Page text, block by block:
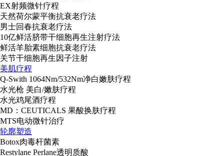
EX射频微针疗程
天然荷尔蒙平衡抗衰老疗法
男士回春抗衰老疗法
10亿鲜活脐带干细胞再生注射疗法
鲜活羊胎素细胞抗衰老疗法
关节干细胞再生因子注射
美肌疗程
Q-Swith 1064Nm/532Nm净白嫩肤疗程
水光枪 美白/嫩肤疗程
水光鸡尾酒疗程
MD：CEUTICALS 果酸换肤疗程
MTS电动微针治疗
轮廓塑造
Botox肉毒杆菌素
Restylane Perlane透明质酸